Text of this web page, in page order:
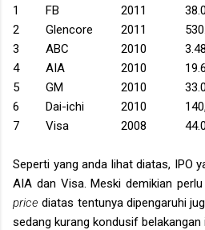
1
FB 2011
2
Glencore 2011
3
ABC 2010 3.48
4
AIA 2010
5
GM 2010
6
Dai-ichi 2010
7
Visa 2008
Seperti yang anda lihat diatas, IPO
AIA dan Visa. Meski demikian
pricediatas tentunya dipengaruhi
sedang kurang kondusif belakangan